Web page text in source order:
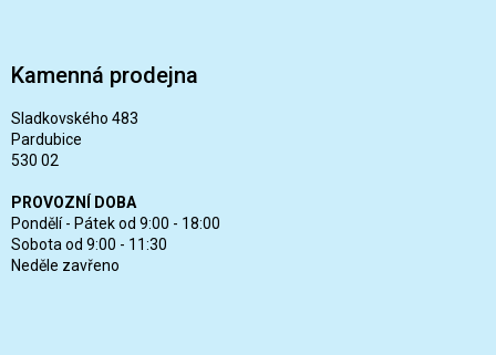
Kamenná prodejna
Sladkovského 483
Pardubice
530 02
PROVOZNÍ DOBA
Pondělí - Pátek od 9:00 - 18:00
Sobota od 9:00 - 11:30
Neděle zavřeno